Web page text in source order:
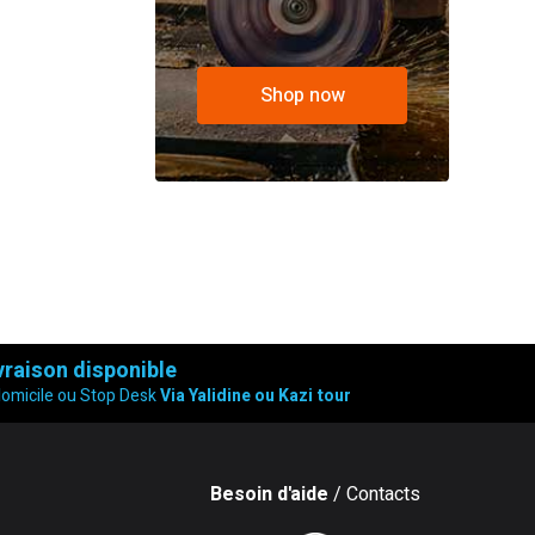
Shop now
disponible
ou Stop DeskVia Yalidine ou Kazi tour
Besoin d'aide / Contacts